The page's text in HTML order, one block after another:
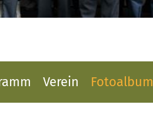
Verein Fotoalbum